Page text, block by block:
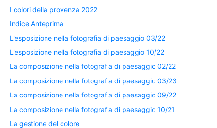
I colori della provenza 2022
Indice Anteprima
L'esposizione nella fotografia di paesaggio 03/22
L'esposizione nella fotografia di paesaggio 10/22
La composizione nella fotografia di paesaggio 02/22
La composizione nella fotografia di paesaggio 03/23
La composizione nella fotografia di paesaggio 09/22
La composizione nella fotografia di paesaggio 10/21
La gestione del colore